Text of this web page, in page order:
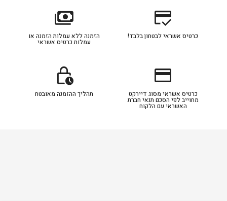
credit_score
כרטיס אשראי לבטחון בלבד!
payments
הזמנה ללא עמלות הזמנה או
עמלות כרטיס אשראי
credit_card
כרטיס אשראי מסוג דיירקט
מחוייב לפי הסכם תנאי חברת
האשראי עם הלקוח
lock_clock
תהליך ההזמנה מאובטח